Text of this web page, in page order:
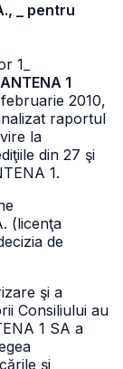
_ pentru
1
1
2010,
raportul
la
din 27 şi
1.
(licenţa
de
şi a
Consiliului au
1 SA a
şi